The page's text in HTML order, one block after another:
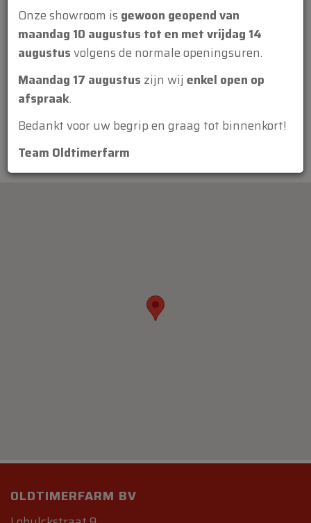
Bijlage:
OLDTIMERFARM BV
Onze showroom is gewoon geopend van
maandag 10 augustus tot en met vrijdag 14
augustusvolgens de normale openingsuren.
Maandag 17 augustus zijn wij enkel open op
afspraak.
Bedankt voor uw begrip en graag tot binnenkort!
Team Oldtimerfarm